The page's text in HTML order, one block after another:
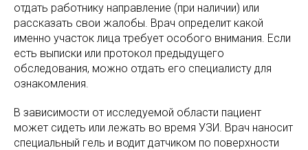
отдать работнику направление (при наличии) или
рассказать свои жалобы. Врач определит какой
именно участок лица требует особого внимания. Если
есть выписки или протокол предыдущего
обследования, можно отдать его специалисту для
ознакомления.
В зависимости от исследуемой области пациент
может сидеть или лежать во время УЗИ. Врач наносит
специальный гель и водит датчиком по поверхности